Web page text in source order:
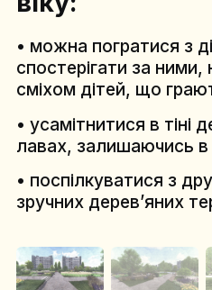
• можна погратися з
спостерігати за
сміхом дітей, що
• усамітнитися в тіні
лавах, залишаючись в
• поспілкуватися з
зручних дерев’яних